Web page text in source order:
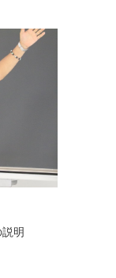
明